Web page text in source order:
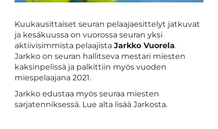
Kuukausittaiset seuran pelaajaesittelyt jatkuvat
ja kesäkuussa on vuorossa seuran yksi
aktiivisimmista pelaajista Jarkko Vuorela.
Jarkko on seuran hallitseva mestari miesten
kaksinpelissä ja palkittiin myös vuoden
miespelaajana 2021.
Jarkko edustaa myös seuraa miesten
sarjatenniksessä. Lue alta lisää Jarkosta.